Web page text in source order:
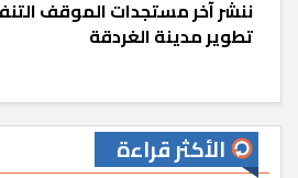
ننشر آخر مستجدات الموقف
تطوير مدينة الغردقة
الأكثر قراءة